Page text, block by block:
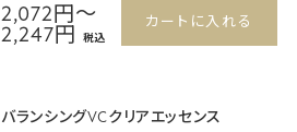
2,072円～
2,247円 税込
カートに入れる
バランシングVCクリアエッセンス